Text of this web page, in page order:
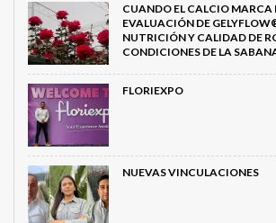
CUANDO EL CALCIO MARCA
EVALUACIÓN DE
NUTRICIÓN Y CALIDAD DE
CONDICIONES DE LA
FLORIEXPO
NUEVAS VINCULACIONES